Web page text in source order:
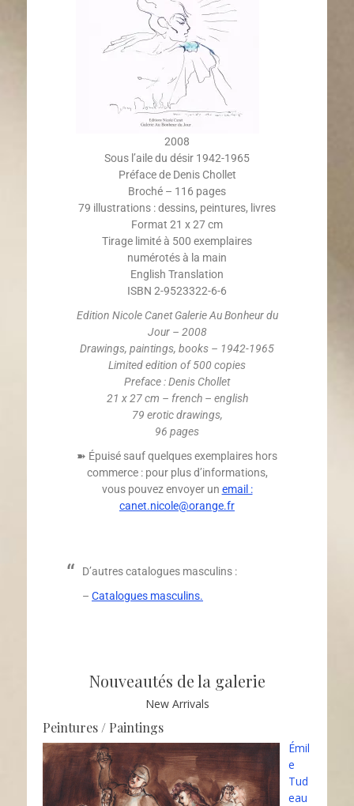
2008
Sous l’aile du désir 1942-1965
Préface de Denis Chollet
Broché – 116 pages
79 illustrations : dessins, peintures, livres
Format 21 x 27 cm
Tirage limité à 500 exemplaires
numérotés à la main
English Translation
ISBN 2-9523322-6-6
Edition Nicole Canet Galerie Au Bonheur du
Jour – 2008
Drawings, paintings, books – 1942-1965
Limited edition of 500 copies
Preface : Denis Chollet
21 x 27 cm – french – english
79 erotic drawings,
96 pages
➽ Épuisé sauf quelques exemplaires hors
commerce : pour plus d’informations,
vous pouvez envoyer un email :
canet.nicole@orange.fr
D’autres catalogues masculins :
– Catalogues masculins.
Nouveautés de la galerie
New Arrivals
Peintures / Paintings
Émil
e
Tud
eau